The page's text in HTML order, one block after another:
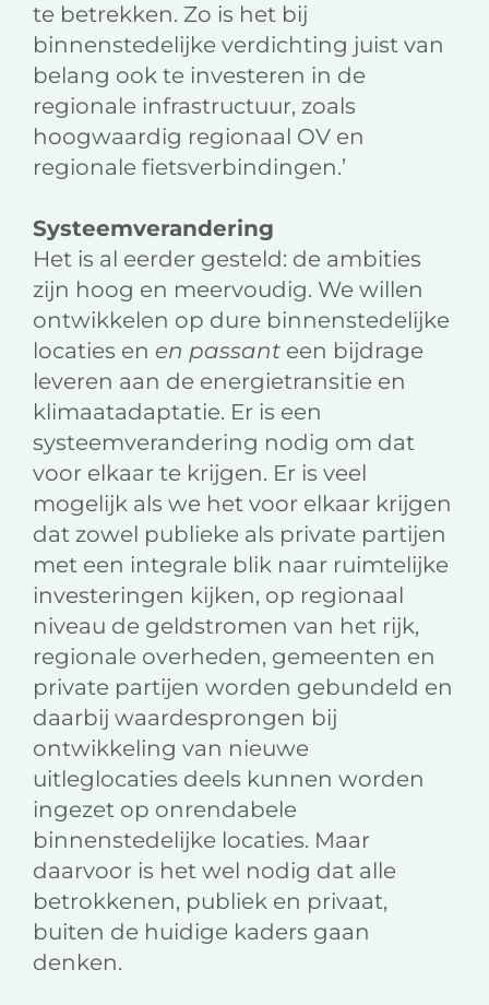
te betrekken. Zo is het bij
binnenstedelijke verdichting juist van
belang ook te investeren in de
regionale infrastructuur, zoals
hoogwaardig regionaal OV en
regionale fietsverbindingen.’
Systeemverandering
Het is al eerder gesteld: de ambities
zijn hoog en meervoudig. We willen
ontwikkelen op dure binnenstedelijke
locaties en en passant een bijdrage
leveren aan de energietransitie en
klimaatadaptatie. Er is een
systeemverandering nodig om dat
voor elkaar te krijgen. Er is veel
mogelijk als we het voor elkaar krijgen
dat zowel publieke als private partijen
met een integrale blik naar ruimtelijke
investeringen kijken, op regionaal
niveau de geldstromen van het rijk,
regionale overheden, gemeenten en
private partijen worden gebundeld en
daarbij waardesprongen bij
ontwikkeling van nieuwe
uitleglocaties deels kunnen worden
ingezet op onrendabele
binnenstedelijke locaties. Maar
daarvoor is het wel nodig dat alle
betrokkenen, publiek en privaat,
buiten de huidige kaders gaan
denken.